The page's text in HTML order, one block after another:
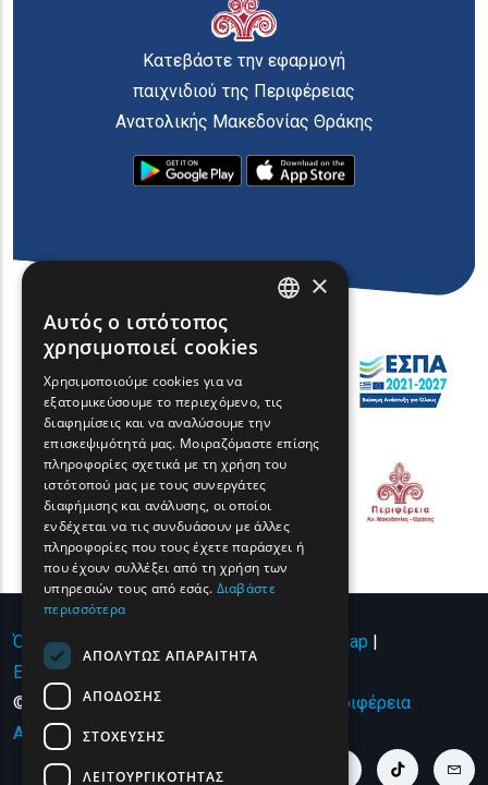
Κατεβάστε την εφαρμογή
παιχνιδιού της Περιφέρειας
Ανατολικής Μακεδονίας Θράκης
Όροι χρήσης | Πολιτική Απορρήτου Sitemap
Επικοινωνία
© Copyright 2024 - All Rights Reserved
Περιφέρεια
Ανατολικής Μακεδονίας και Θράκης
youtube linkfacebook link linkedin linkinstagram link
tiktok link
FRENCH
BULGARIAN
ROMANIAN
TURKISH
×
Αυτός ο ιστότοπος
χρησιμοποιεί cookies
Χρησιμοποιούμε cookies για να
εξατομικεύσουμε το περιεχόμενο, τις
διαφημίσεις και να αναλύσουμε την
επισκεψιμότητά μας. Μοιραζόμαστε επίσης
πληροφορίες σχετικά με τη χρήση του
ιστότοπού μας με τους συνεργάτες
διαφήμισης και ανάλυσης, οι οποίοι
ενδέχεται να τις συνδυάσουν με άλλες
πληροφορίες που τους έχετε παράσχει ή
που έχουν συλλέξει από τη χρήση των
υπηρεσιών τους από εσάς. Διαβάστε
περισσότερα
ΑΠΟΛΎΤΩΣ ΑΠΑΡΑΊΤΗΤΑ
ΑΠΌΔΟΣΗΣ
ΣΤΌΧΕΥΣΗΣ
ΛΕΙΤΟΥΡΓΙΚΌΤΗΤΑΣ